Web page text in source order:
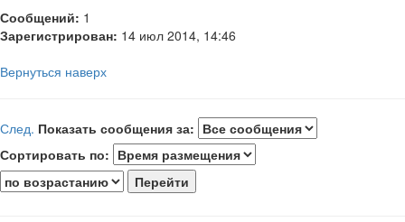
Сообщений: 1
Зарегистрирован: 14 июл 2014, 14:46
Вернуться наверх
След. Показать сообщения за:
Сортировать по: